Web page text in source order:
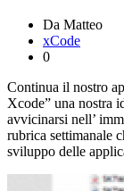
Da Matteo
xCode
0
Continua il nostro
Xcode” una nostra
avvicinarsi nell’
rubrica settimanale
sviluppo delle